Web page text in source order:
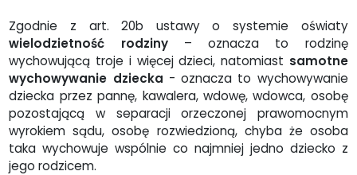
Zgodnie z art. 20b ustawy o systemie oświaty
wielodzietność rodziny– oznacza to rodzinę
wychowującą troje i więcej dzieci, natomiast samotne
wychowywanie dziecka - oznacza to wychowywanie
dziecka przez pannę, kawalera, wdowę, wdowca, osobę
pozostającą w separacji orzeczonej prawomocnym
wyrokiem sądu, osobę rozwiedzioną, chyba że osoba
taka wychowuje wspólnie co najmniej jedno dziecko z
jego rodzicem.